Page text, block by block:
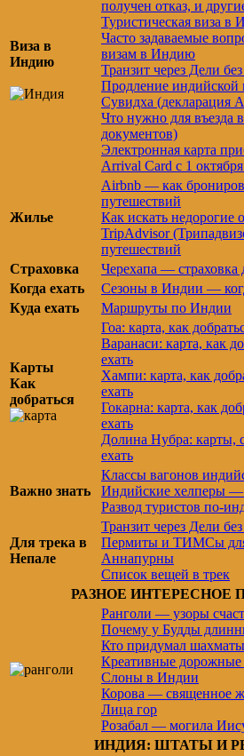
Виза в
Индию
получен отказ, и
Туристическая виза
Часто задаваемые
визам в Индию
Транзит через Дели
Продление индийской
Сувидха (декларация
Что нужно для въезда
документов)
Электронная карта
Arrival Card с 1
Жилье
Airbnb — как
путешествий
Как искать недорогие
TripAdvisor
путешествий
Страховка
Черехапа — страховка
Когда ехать
Сезоны в Индии —
Куда ехать
Маршруты по Индии
Карты
Как
добраться
Гоа: карта, как
Варанаси: карта, как
ехать
Хампи: карта, как
ехать
Гокарна: карта, как
ехать
Долина Нубра: карты,
ехать
Важно знать
Классы вагонов
Индийские хелперы —
Развод туристов по-
Для трека в
Непале
Транзит через Дели
Пермиты и ТИМСы для
Аннапурны
Список вещей в трек
РАЗНОЕ ИНТЕРЕСНОЕ
Ранголи — узоры
Почему у Будды
Кто придумал шахматы
Креативные дорожные
Слоны в Индии
Корова — священное
Лица гор
Розабал — могила
ИНДИЯ: ШТАТЫ И